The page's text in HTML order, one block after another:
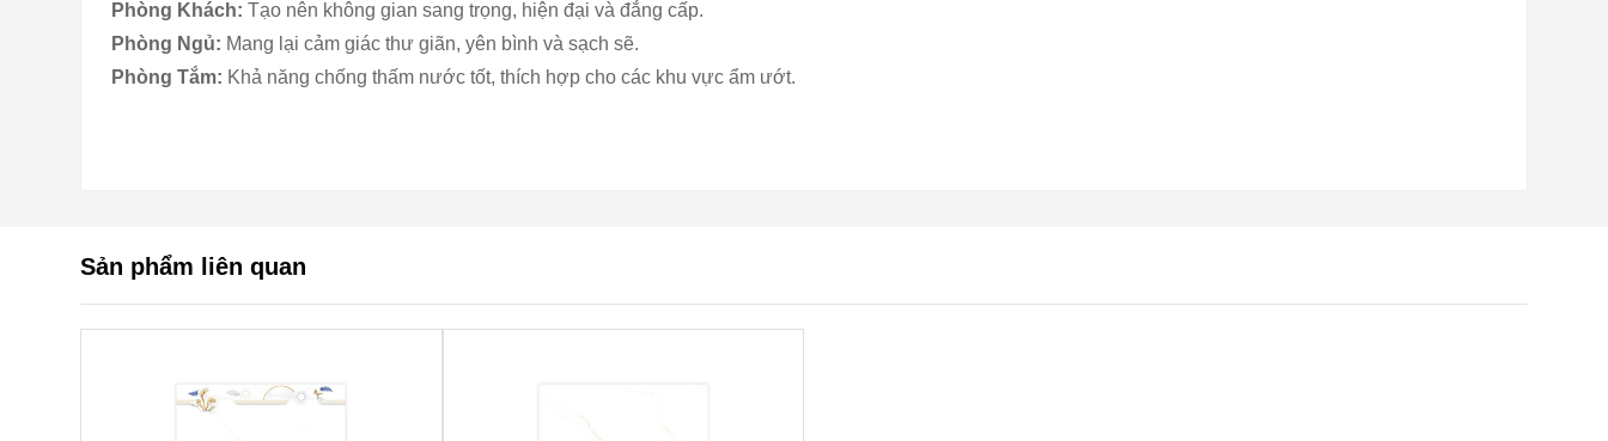
Phòng Khách: Tạo nên không gian sang trọng, hiện đại và đẳng cấp.
Phòng Ngủ: Mang lại cảm giác thư giãn, yên bình và sạch sẽ.
Phòng Tắm: Khả năng chống thấm nước tốt, thích hợp cho các khu vực ẩm ướt.
Sản phẩm liên quan